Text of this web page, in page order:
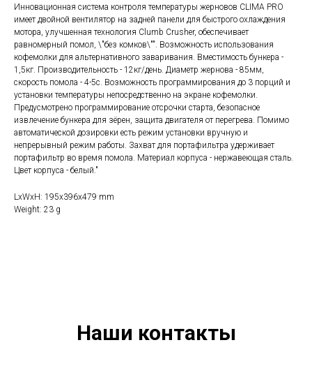
Инновационная система контроля температуры жерновов CLIMA PRO
имеет двойной вентилятор на задней панели для быстрого охлаждения
мотора, улучшенная технология Clumb Crusher, обеспечивает
равномерный помол, \"без комков\"". Возможность использования
кофемолки для альтернативного заваривания. Вместимость бункера -
1,5кг. Производительность - 12кг/день. Диаметр жернова - 85мм,
скорость помола - 4-5с. Возможность программирования до 3 порций и
установки температуры непосредственно на экране кофемолки.
Предусмотрено программирование отсрочки старта, безопасное
извлечение бункера для зёрен, защита двигателя от перегрева. Помимо
автоматической дозировки есть режим установки вручную и
непрерывный режим работы. Захват для портафильтра удерживает
портафильтр во время помола. Материал корпуса - нержавеющая сталь.
Цвет корпуса - белый."
LxWxH: 195x396x479 mm
Weight: 23 g
Наши контакты